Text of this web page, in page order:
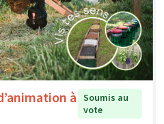
à
Soumis au
vote